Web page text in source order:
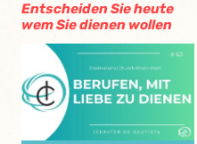
Entscheiden Sie heute
wem Sie dienen wollen